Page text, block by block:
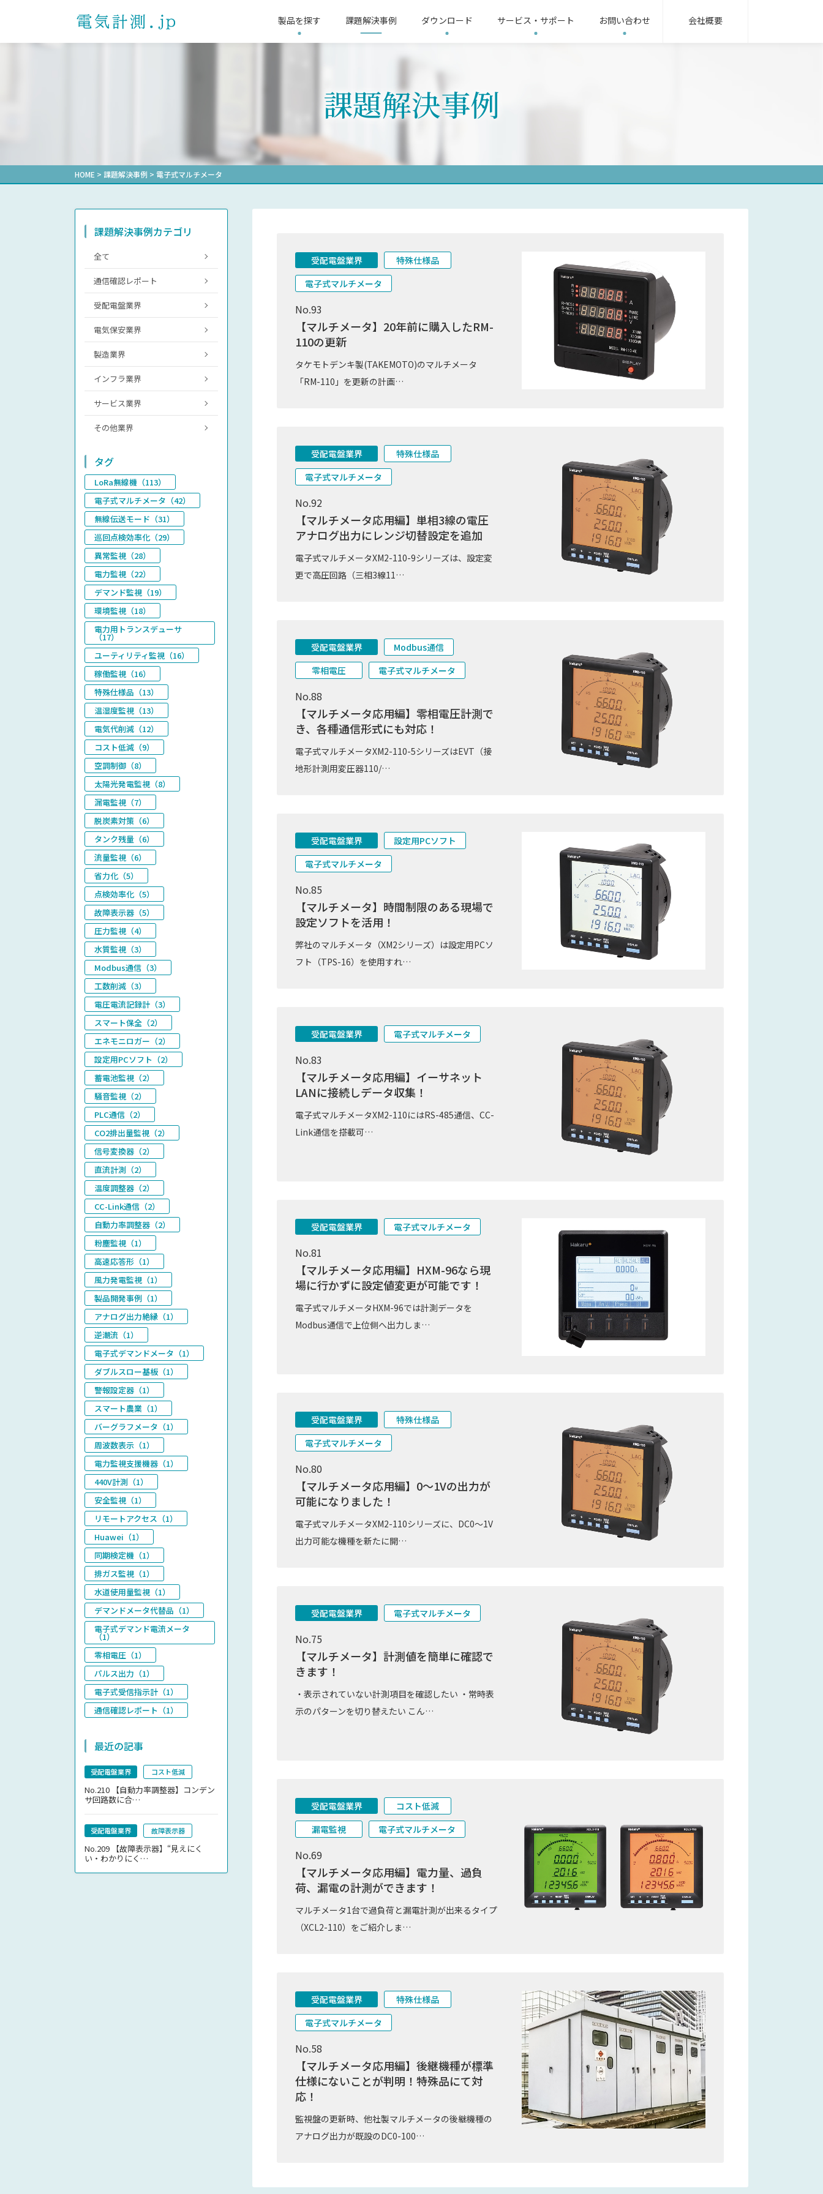
製品を探す
要求仕様から探す 提供ソリューション
課題解決事例
電気保安業界 製造業界
ダウンロード
故障表示器 温度調整器
機械式デマンド計器 機械式メータリレー 太陽光発電計測器 記録計 計器用変成器 その他
サービス・サポート
LoRa無線機推奨機器
お問い合わせ
会社概要
会社概要
課題解決事例
HOME > 課題解決事例 > 電子式マルチメータ
受配電盤業界
特殊仕様品
電子式マルチメータ
No.93
【マルチメータ】20年前に購入したRM-
110の更新
タケモトデンキ製(TAKEMOTO)のマルチメータ
「RM-110」を更新の計画…
受配電盤業界
特殊仕様品
電子式マルチメータ
No.92
【マルチメータ応用編】単相3線の電圧
アナログ出力にレンジ切替設定を追加
電子式マルチメータXM2-110-9シリーズは、設定変
更で高圧回路（三相3線11…
受配電盤業界
Modbus通信
零相電圧
電子式マルチメータ
No.88
【マルチメータ応用編】零相電圧計測で
き、各種通信形式にも対応！
電子式マルチメータXM2-110-5シリーズはEVT（接
地形計測用変圧器110/…
受配電盤業界
設定用PCソフト
電子式マルチメータ
No.85
【マルチメータ】時間制限のある現場で
設定ソフトを活用！
弊社のマルチメータ（XM2シリーズ）は設定用PCソ
フト（TPS-16）を使用すれ…
受配電盤業界 電子式マルチメータ
No.83
【マルチメータ応用編】イーサネット
LANに接続しデータ収集！
電子式マルチメータXM2-110にはRS-485通信、CC-
Link通信を搭載可…
受配電盤業界 電子式マルチメータ
No.81
【マルチメータ応用編】HXM-96なら現
場に行かずに設定値変更が可能です！
電子式マルチメータHXM-96では計測データを
Modbus通信で上位側へ出力しま…
受配電盤業界
特殊仕様品
電子式マルチメータ
No.80
【マルチメータ応用編】0～1Vの出力が
可能になりました！
電子式マルチメータXM2-110シリーズに、DC0～1V
出力可能な機種を新たに開…
受配電盤業界 電子式マルチメータ
No.75
【マルチメータ】計測値を簡単に確認で
きます！
・表示されていない計測項目を確認したい ・常時表
示のパターンを切り替えたい こん…
受配電盤業界
コスト低減
漏電監視
電子式マルチメータ
No.69
【マルチメータ応用編】電力量、過負
荷、漏電の計測ができます！
マルチメータ1台で過負荷と漏電計測が出来るタイプ
（XCL2-110）をご紹介しま…
受配電盤業界
特殊仕様品
電子式マルチメータ
No.58
【マルチメータ応用編】後継機種が標準
仕様にないことが判明！特殊品にて対
応！
監視盤の更新時、他社製マルチメータの後継機種の
アナログ出力が既設のDC0-100…
課題解決事例カテゴリ
全て
通信確認レポート
受配電盤業界
電気保安業界
製造業界
インフラ業界
サービス業界
その他業界
タグ
LoRa無線機（113）
電子式マルチメータ（42）
無線伝送モード（31）
巡回点検効率化（29）
異常監視（28）
電力監視（22）
デマンド監視（19）
環境監視（18）
電力用トランスデューサ
（17）
ユーティリティ監視（16）
稼働監視（16）
特殊仕様品（13）
温湿度監視（13）
電気代削減（12）
コスト低減（9）
空調制御（8）
太陽光発電監視（8）
漏電監視（7）
脱炭素対策（6）
タンク残量（6）
流量監視（6）
省力化（5）
点検効率化（5）
故障表示器（5）
圧力監視（4）
水質監視（3）
Modbus通信（3）
工数削減（3）
電圧電流記録計（3）
スマート保全（2）
エネモニロガー（2）
設定用PCソフト（2）
蓄電池監視（2）
騒音監視（2）
PLC通信（2）
CO2排出量監視（2）
信号変換器（2）
直流計測（2）
温度調整器（2）
CC-Link通信（2）
自動力率調整器（2）
粉塵監視（1）
高速応答形（1）
風力発電監視（1）
製品開発事例（1）
アナログ出力絶縁（1）
逆潮流（1）
電子式デマンドメータ（1）
ダブルスロー基板（1）
警報設定器（1）
スマート農業（1）
バーグラフメータ（1）
周波数表示（1）
電力監視支援機器（1）
440V計測（1）
安全監視（1）
リモートアクセス（1）
Huawei（1）
同期検定機（1）
排ガス監視（1）
水道使用量監視（1）
デマンドメータ代替品（1）
電子式デマンド電流メータ
（1）
零相電圧（1）
パルス出力（1）
電子式受信指示計（1）
通信確認レポート（1）
最近の記事
受配電盤業界 コスト低減
No.210 【自動力率調整器】コンデン
サ回路数に合…
受配電盤業界 故障表示器
No.209 【故障表示器】“見えにく
い・わかりにく…